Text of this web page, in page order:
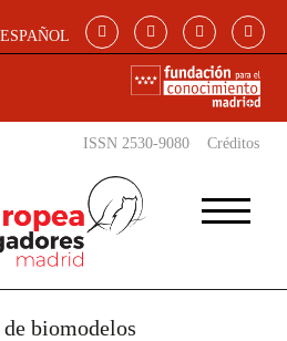
ESPAÑOL
ISSN 2530-9080 Créditos
biomodelos